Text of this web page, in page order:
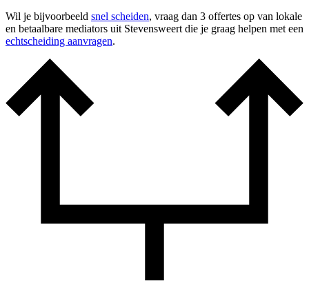
Wil je bijvoorbeeld snel scheiden, vraag dan 3 offertes op van lokale
en betaalbare mediators uit Stevensweert die je graag helpen met een
echtscheiding aanvragen.